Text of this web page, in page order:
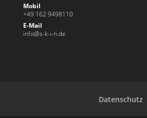
Mobil
+49 162 9498110
E-Mail
info@s-k-i-n.de
Datenschutz